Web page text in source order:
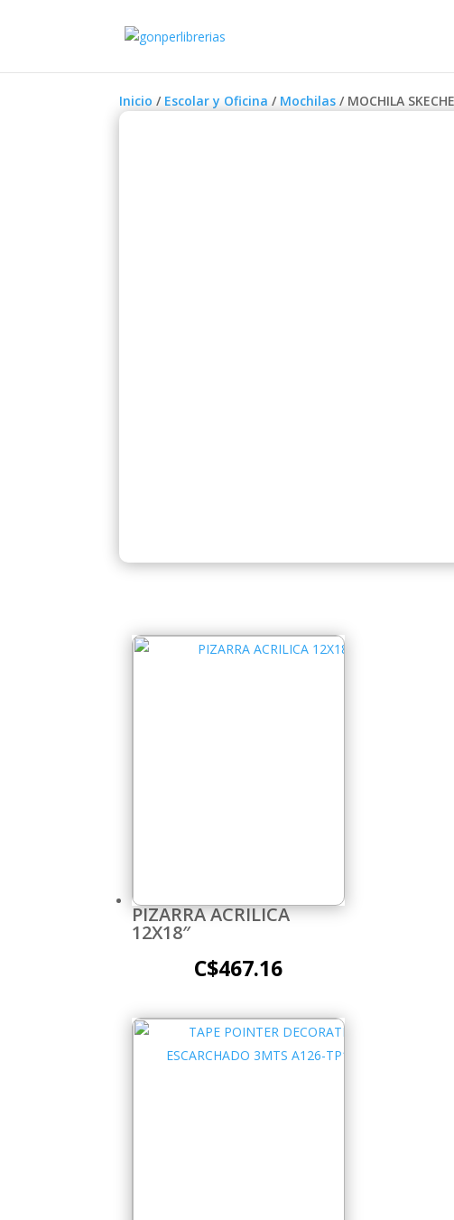
Inicio / Escolar y Oficina / Mochilas / MOCHILA
PIZARRA ACRILICA
12X18″
C$467.16